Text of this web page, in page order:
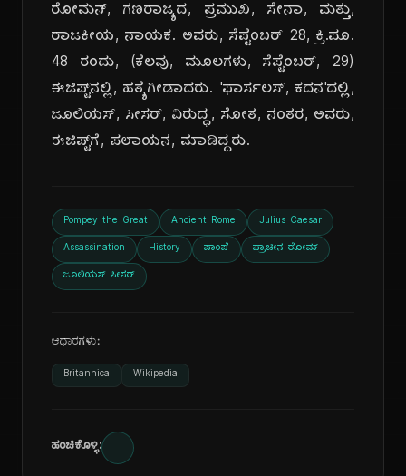
ರೋಮನ್, ಗಣರಾಜ್ಯದ, ಪ್ರಮುಖ, ಸೇನಾ, ಮತ್ತು,
ರಾಜಕೀಯ, ನಾಯಕ. ಅವರು, ಸೆಪ್ಟೆಂಬರ್ 28, ಕ್ರಿ.ಪೂ.
48 ರಂದು, (ಕೆಲವು, ಮೂಲಗಳು, ಸೆಪ್ಟೆಂಬರ್, 29)
ಈಜಿಪ್ಟ್‌ನಲ್ಲಿ, ಹತ್ಯೆಗೀಡಾದರು. 'ಫಾರ್ಸಲಸ್, ಕದನ'ದಲ್ಲಿ,
ಜೂಲಿಯಸ್, ಸೀಸರ್, ವಿರುದ್ಧ, ಸೋತ, ನಂತರ, ಅವರು,
ಈಜಿಪ್ಟ್‌ಗೆ, ಪಲಾಯನ, ಮಾಡಿದ್ದರು.
Pompey the Great Ancient Rome Julius Caesar
Assassination History ಪಾಂಪೆ ಪ್ರಾಚೀನ ರೋಮ್
ಜೂಲಿಯಸ್ ಸೀಸರ್
ಆಧಾರಗಳು:
Britannica Wikipedia
ಹಂಚಿಕೊಳ್ಳಿ: